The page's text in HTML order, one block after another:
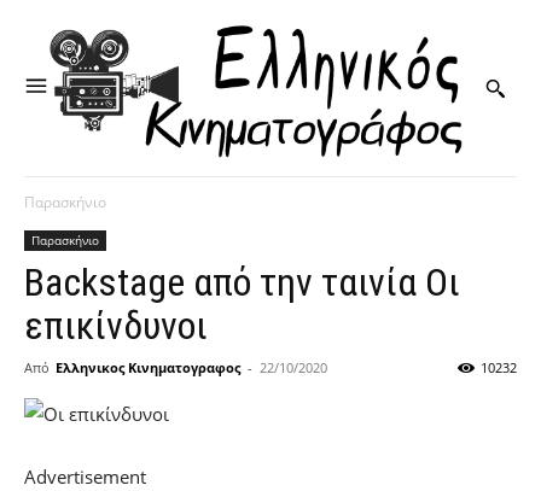
Παρασκήνιο
Παρασκήνιο
Backstage από την ταινία Οι
επικίνδυνοι
Από Ελληνικος Κινηματογραφος - 22/10/2020 10232
Advertisement